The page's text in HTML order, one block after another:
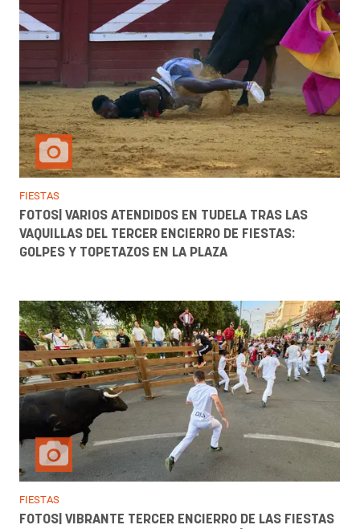
FIESTAS
FOTOS| VARIOS ATENDIDOS EN TUDELA TRAS LAS
VAQUILLAS DEL TERCER ENCIERRO DE FIESTAS:
GOLPES Y TOPETAZOS EN LA PLAZA
FIESTAS
FOTOS| VIBRANTE TERCER ENCIERRO DE LAS FIESTAS